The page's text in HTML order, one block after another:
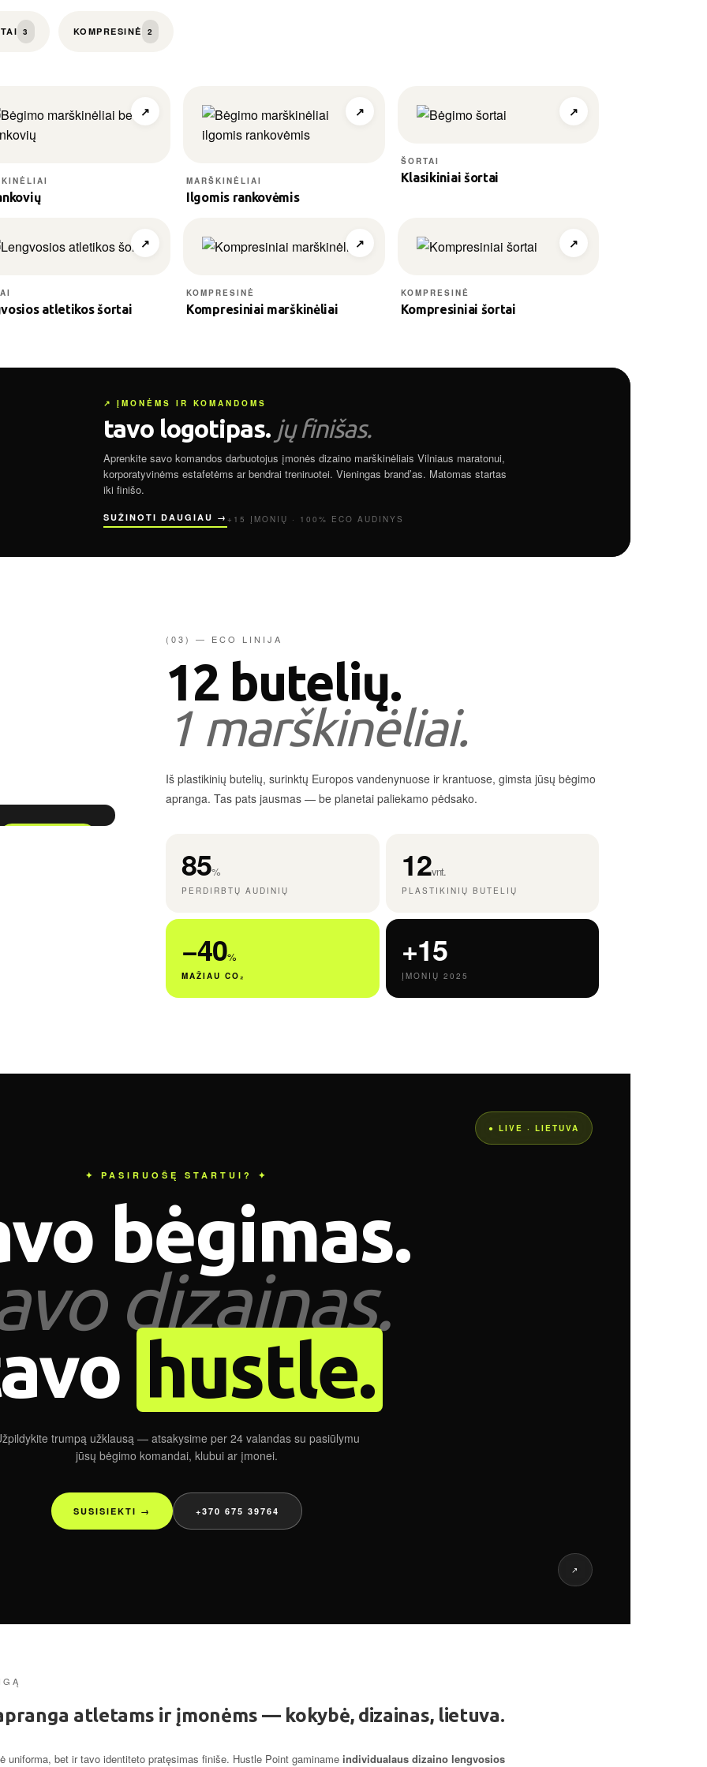
90% mikro poliesteris + 10% elastanas
3 KOMPRESINĖ 2
↗ ↗
MARŠKINĖLIAI
Ilgomis rankovėmis
↗
ŠORTAI
Klasikiniai šortai
↗
atletikos šortai
↗
KOMPRESINĖ
Kompresiniai marškinėliai
↗
KOMPRESINĖ
Kompresiniai šortai
↗ ĮMONĖMS IR KOMANDOMS
tavo logotipas. jų finišas.
Aprenkite savo komandos darbuotojus įmonės dizaino marškinėliais Vilniaus maratonui,
korporatyvinėms estafetėms ar bendrai treniruotei. Vieningas brand’as. Matomas startas
iki finišo.
SUŽINOTI DAUGIAU → +15 ĮMONIŲ · 100% ECO AUDINYS
(03) — ECO LINIJA
12 butelių.
1 marškinėliai.
Iš plastikinių butelių, surinktų Europos vandenynuose ir krantuose, gimsta jūsų bėgimo
apranga. Tas pats jausmas — be planetai paliekamo pėdsako.
85%
PERDIRBTŲ AUDINIŲ
12vnt.
PLASTIKINIŲ BUTELIŲ
−40%
MAŽIAU CO₂
+15
ĮMONIŲ 2025
● LIVE · LIETUVA
↗
✦ PASIRUOŠĘ STARTUI? ✦
bėgimas.
dizainas.
hustle.
trumpą užklausą — atsakysime per 24 valandas su pasiūlymu
jūsų bėgimo komandai, klubui ar įmonei.
SUSISIEKTI → +370 675 39764
atletams ir įmonėms — kokybė, dizainas, lietuva.
bet ir tavo identiteto pratęsimas finiše. Hustle Point gaminame individualaus dizaino lengvosios